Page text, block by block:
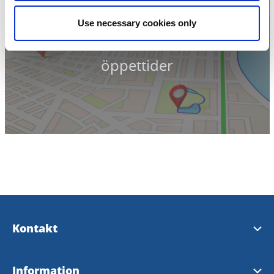
Use necessary cookies only
Klicka för karta och
öppettider
Kontakt
Kontakta oss
Information